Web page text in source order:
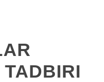
TADBIRI